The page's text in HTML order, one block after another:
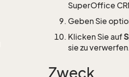
SuperOffice
Geben Sie
Klicken Sie auf
sie zu
Zweck